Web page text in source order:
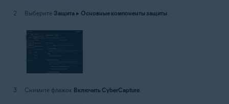
Выберите Защита ▸ Основные компоненты защиты
Снимите флажок Включить CyberCapture